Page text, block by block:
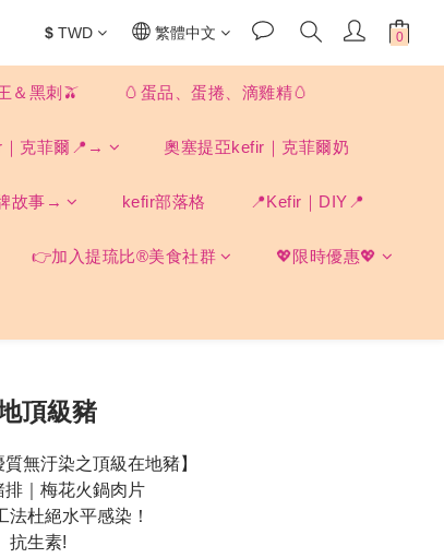
$ TWD 繁體中文
＆黑刺🫒 🥚蛋品、蛋捲、滴雞精🥚
｜克菲爾📍→ 奧塞提亞kefir｜克菲爾奶
故事→ kefir部落格 📍Kefir｜DIY📍
👉加入提琉比®美食社群 💖限時優惠💖
頂級豬
無汙染之頂級在地豬】
｜梅花火鍋肉片
杜絕水平感染！
抗生素!